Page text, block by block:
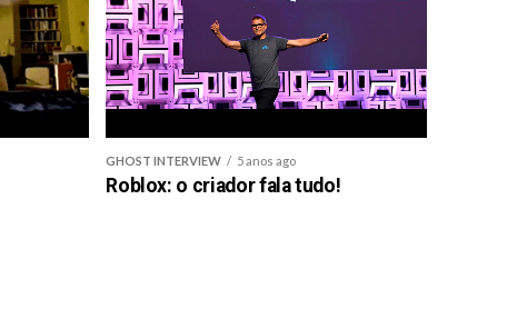
GHOST INTERVIEW 5 anos ago
Roblox: o criador fala tudo!